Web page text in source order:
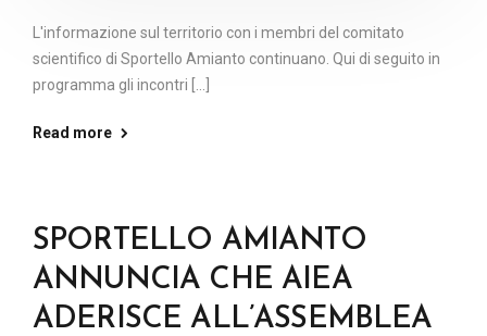
L'informazione sul territorio con i membri del comitato
scientifico di Sportello Amianto continuano. Qui di seguito in
programma gli incontri [...]
Read more
SPORTELLO AMIANTO
ANNUNCIA CHE AIEA
ADERISCE ALL’ASSEMBLEA